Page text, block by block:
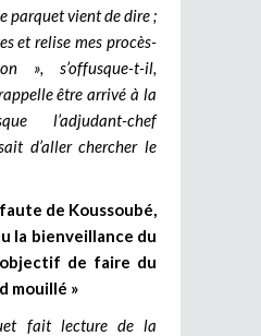
parquet vient de dire ;
et relise mes procès-
», s’offusque-t-il,
être arrivé à la
l’adjudant-chef
d’aller chercher le
faute de Koussoubé,
la bienveillance du
de faire du
mouillé »
fait lecture de la